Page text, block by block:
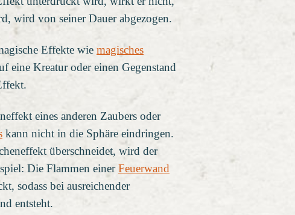
wird von seiner Dauer abgezogen.
Effekte wie magisches
eine Kreatur oder einen Gegenstand
eines anderen Zaubers oder
kann nicht in die Sphäre eindringen.
überschneidet, wird der
Die Flammen einerFeuerwand
sodass bei ausreichender
entsteht.